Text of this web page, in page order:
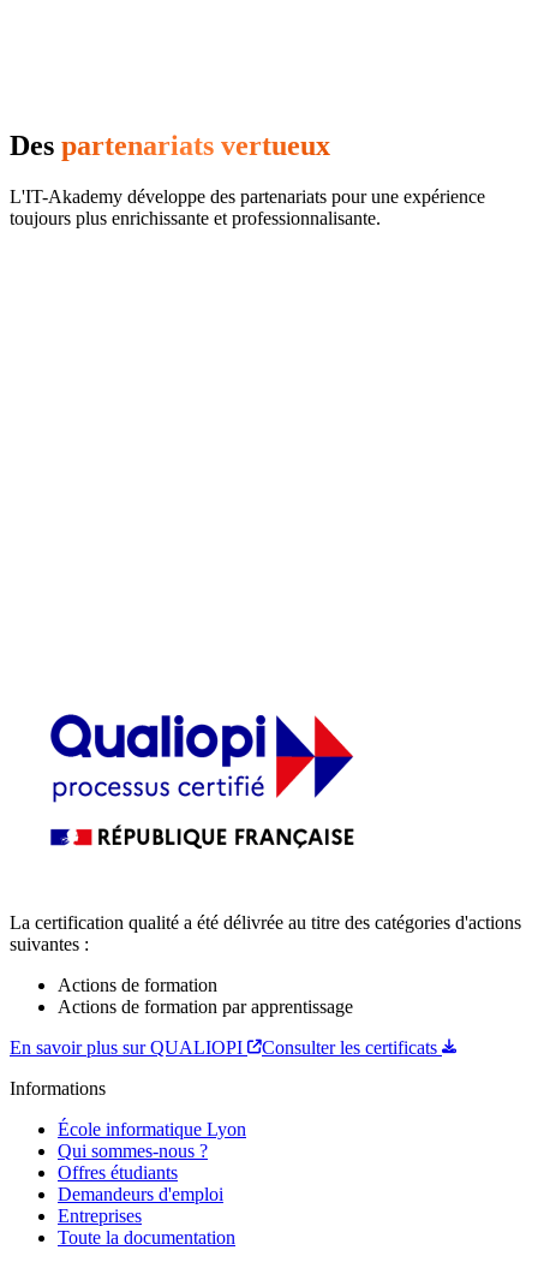
Des partenariats vertueux
L'IT-Akademy développe des partenariats pour une expérience
toujours plus enrichissante et professionnalisante.
La certification qualité a été délivrée au titre des catégories d'actions
suivantes :
Actions de formation
Actions de formation par apprentissage
En savoir plus sur QUALIOPI
Consulter les certificats
Informations
École informatique Lyon
Qui sommes-nous ?
Offres étudiants
Demandeurs d'emploi
Entreprises
Toute la documentation